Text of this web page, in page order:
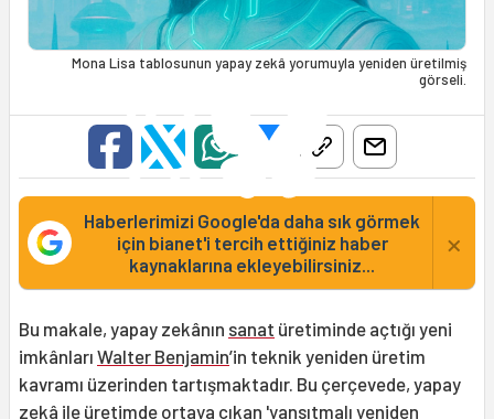
Mona Lisa tablosunun yapay zekâ yorumuyla yeniden üretilmiş
görseli.
Haberlerimizi Google'da daha sık görmek
için bianet'i tercih ettiğiniz haber
kaynaklarına ekleyebilirsiniz...
×
Bu makale, yapay zekânın sanat üretiminde açtığı yeni
imkânları Walter Benjamin’in teknik yeniden üretim
kavramı üzerinden tartışmaktadır. Bu çerçevede, yapay
zekâ ile üretimde ortaya çıkan 'yansıtmalı yeniden